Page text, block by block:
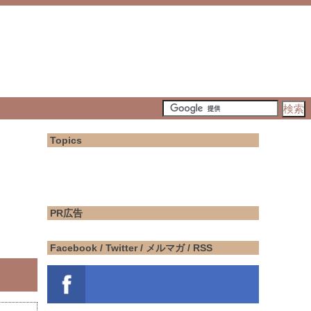
Topics
PR広告
Facebook / Twitter / メルマガ / RSS